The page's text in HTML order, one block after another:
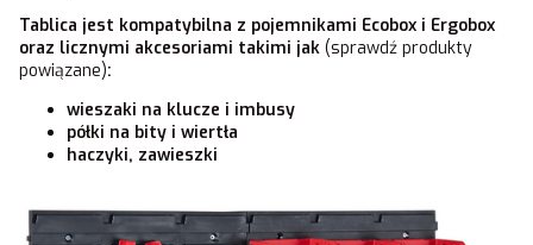
Tablica jest kompatybilna z pojemnikami Ecobox i Ergobox
oraz licznymi akcesoriami takimi jak (sprawdź produkty
powiązane):
wieszaki na klucze i imbusy
półki na bity i wiertła
haczyki, zawieszki